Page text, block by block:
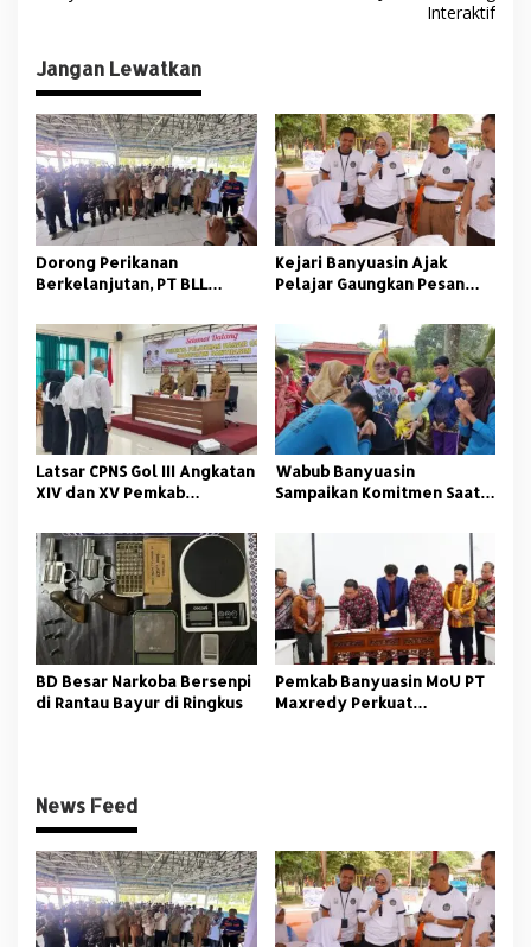
a
s
i
p
o
s
Interaktif
Jangan Lewatkan
Dorong Perikanan
Berkelanjutan, PT BLL
dengan Pelatihan Alat
Tangkap
Kejari Banyuasin Ajak
Pelajar Gaungkan Pesan
Latsar CPNS Gol III Angkatan
XIV dan XV Pemkab
Wabub Banyuasin
Sampaikan Komitmen Saat
Nasional
BD Besar Narkoba Bersenpi
di Rantau Bayur di Ringkus
Pemkab Banyuasin MoU PT
Maxredy Perkuat
News Feed